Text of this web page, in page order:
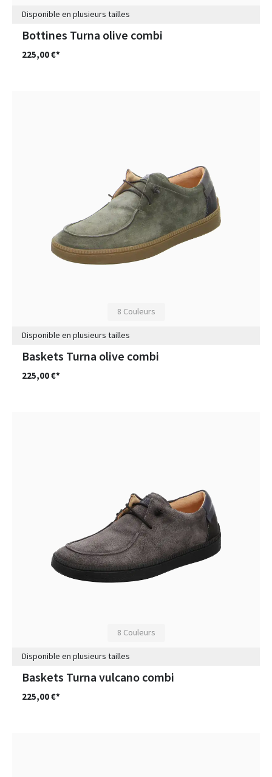
Disponible en plusieurs tailles
Bottines Turna olive combi
225,00 €*
8 Couleurs
Disponible en plusieurs tailles
Baskets Turna olive combi
225,00 €*
8 Couleurs
Disponible en plusieurs tailles
Baskets Turna vulcano combi
225,00 €*